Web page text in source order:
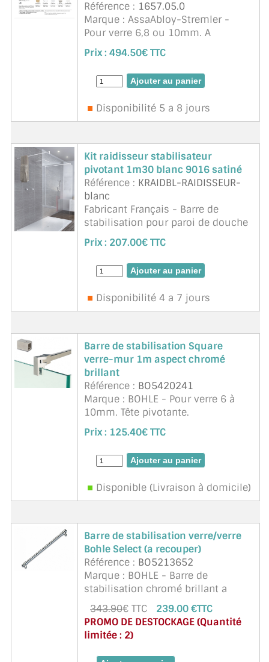
Référence : 1657.05.0
Marque : AssaAbloy-Stremler -
Pour verre 6,8 ou 10mm. A
recouper.
Prix : 494.50€ TTC
Disponibilité 5 a 8 jours
Kit raidisseur stabilisateur
pivotant 1m30 blanc 9016 satiné
Référence : KRAIDBL-RAIDISSEUR-
blanc
Fabricant Français - Barre de
stabilisation pour paroi de douche
de 6 à 10mm d'épaisseur. Réglable
et orientable, recoupe facile,
finition parfaite, tube carré. Ligne
moderne et épu ...suite
Prix : 207.00€ TTC
Disponibilité 4 a 7 jours
Barre de stabilisation Square
verre-mur 1m aspect chromé
brillant
Référence : BO5420241
Marque : BOHLE - Pour verre 6 à
10mm. Tête pivotante.
Prix : 125.40€ TTC
Disponible (Livraison à domicile)
Barre de stabilisation verre/verre
Bohle Select (a recouper)
Référence : BO5213652
Marque : BOHLE - Barre de
stabilisation chromé brillant a
recoupé (1200mm) Bohle Basic
round verre-verre pour éppaisseur
de verre 6, 8 ou 10 mm.
343.90€ TTC 239.00 €TTC
PROMO DE DESTOCKAGE (Quantité
limitée : 2)